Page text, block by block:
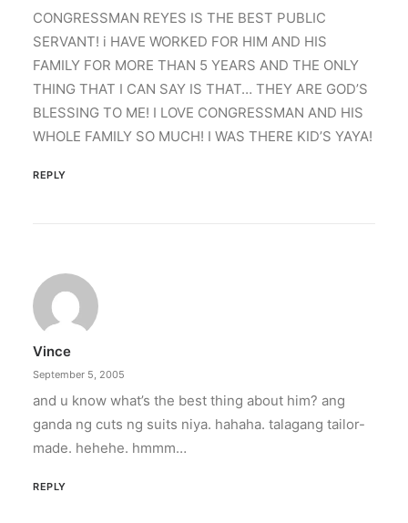
CONGRESSMAN REYES IS THE BEST PUBLIC
SERVANT! i HAVE WORKED FOR HIM AND HIS
FAMILY FOR MORE THAN 5 YEARS AND THE ONLY
THING THAT I CAN SAY IS THAT… THEY ARE GOD’S
BLESSING TO ME! I LOVE CONGRESSMAN AND HIS
WHOLE FAMILY SO MUCH! I WAS THERE KID’S YAYA!
REPLY
Vince
September 5, 2005
and u know what’s the best thing about him? ang
ganda ng cuts ng suits niya. hahaha. talagang tailor-
made. hehehe. hmmm…
REPLY